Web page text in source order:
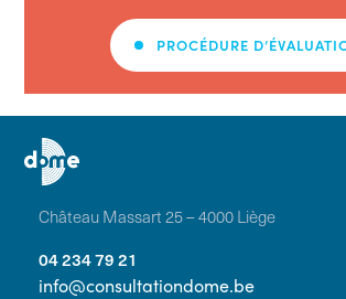
PROCÉDURE
Château Massart 25 – 4000 Liège
04 234 79 21
info@consultationdome.be